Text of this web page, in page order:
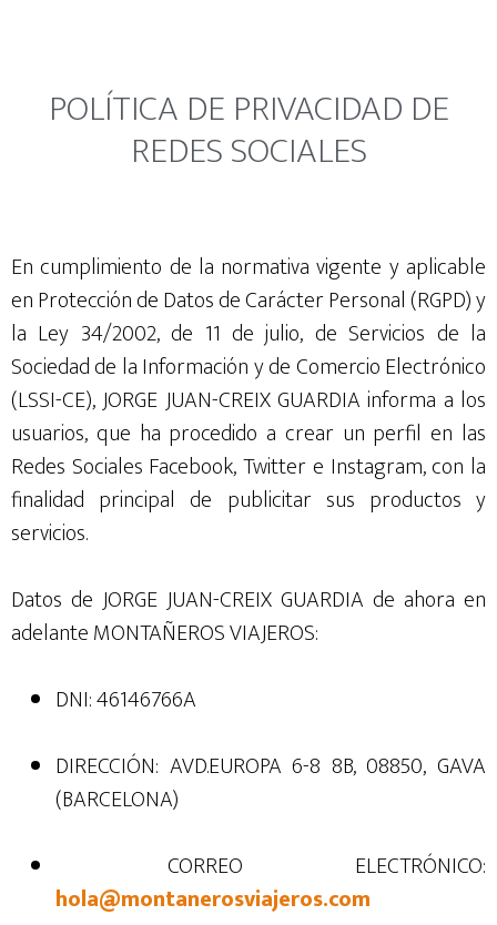
POLÍTICA DE PRIVACIDAD DE
REDES SOCIALES
En cumplimiento de la normativa vigente y aplicable
en Protección de Datos de Carácter Personal (RGPD) y
la Ley 34/2002, de 11 de julio, de Servicios de la
Sociedad de la Información y de Comercio Electrónico
(LSSI-CE), JORGE JUAN-CREIX GUARDIA informa a los
usuarios, que ha procedido a crear un perfil en las
Redes Sociales Facebook, Twitter e Instagram, con la
finalidad principal de publicitar sus productos y
servicios.
Datos de JORGE JUAN-CREIX GUARDIA de ahora en
adelante MONTAÑEROS VIAJEROS:
DNI: 46146766A
DIRECCIÓN: AVD.EUROPA 6-8 8B, 08850, GAVA
(BARCELONA)
CORREO ELECTRÓNICO:
hola@montanerosviajeros.com